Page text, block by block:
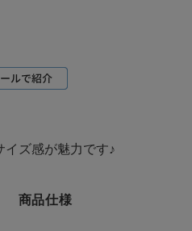
イズ感が魅力です♪
商品仕様